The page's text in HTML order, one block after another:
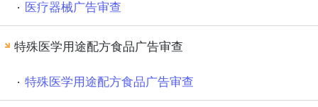
医疗器械广告审查
特殊医学用途配方食品广告审查
特殊医学用途配方食品广告审查